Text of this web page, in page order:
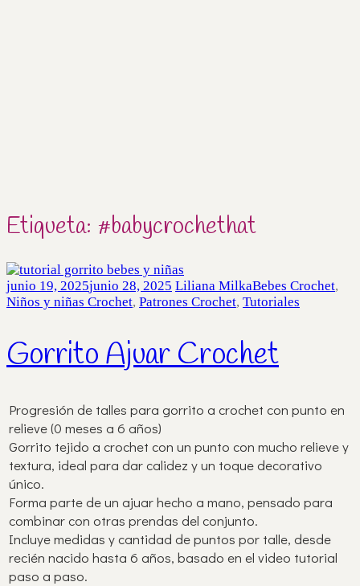
Etiqueta: #babycrochethat
junio 19, 2025junio 28, 2025 Liliana MilkaBebes Crochet,
Niños y niñas Crochet, Patrones Crochet, Tutoriales
Gorrito Ajuar Crochet
Progresión de talles para gorrito a crochet con punto en
relieve (0 meses a 6 años)
Gorrito tejido a crochet con un punto con mucho relieve y
textura, ideal para dar calidez y un toque decorativo
único.
Forma parte de un ajuar hecho a mano, pensado para
combinar con otras prendas del conjunto.
Incluye medidas y cantidad de puntos por talle, desde
recién nacido hasta 6 años, basado en el video tutorial
paso a paso.